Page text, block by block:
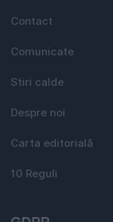
Contact
Comunicate
Stiri calde
Despre noi
Carta editorială
10 Reguli